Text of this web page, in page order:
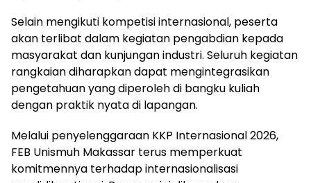
Selain mengikuti kompetisi internasional, peserta
akan terlibat dalam kegiatan pengabdian kepada
masyarakat dan kunjungan industri. Seluruh kegiatan
rangkaian diharapkan dapat mengintegrasikan
pengetahuan yang diperoleh di bangku kuliah
dengan praktik nyata di lapangan.
Melalui penyelenggaraan KKP Internasional 2026,
FEB Unismuh Makassar terus memperkuat
komitmennya terhadap internasionalisasi